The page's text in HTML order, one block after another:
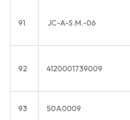
91 JC-A-S.M.-06
92 4120001739009
93 50A0009